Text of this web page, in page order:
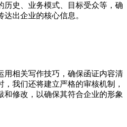
历史、业务模式、目标受众等，确
出企业的核心信息。
用相关写作技巧，确保函证内容清
我们还将建立严格的审核机制，
和修改，以确保其符合企业的形象